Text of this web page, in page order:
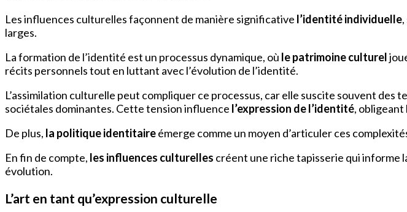
Les influences culturelles façonnent de manière significative l’identité individuelle
larges.
La formation de l’identité est un processus dynamique, où le patrimoine culturel
récits personnels tout en luttant avec l’évolution de l’identité.
L’assimilation culturelle peut compliquer ce processus, car elle suscite souvent
sociétales dominantes. Cette tension influence l’expression de l’identité, obligeant
De plus, la politique identitaireémerge comme un moyen d’articuler ces
En fin de compte, les influences culturelles créent une riche tapisserie qui informe
évolution.
L’art en tant qu’expression culturelle